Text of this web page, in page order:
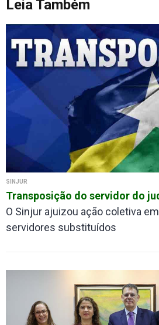
Leia Também
SINJUR
Transposição do servidor do
O Sinjur ajuizou ação coletiva
servidores substituídos